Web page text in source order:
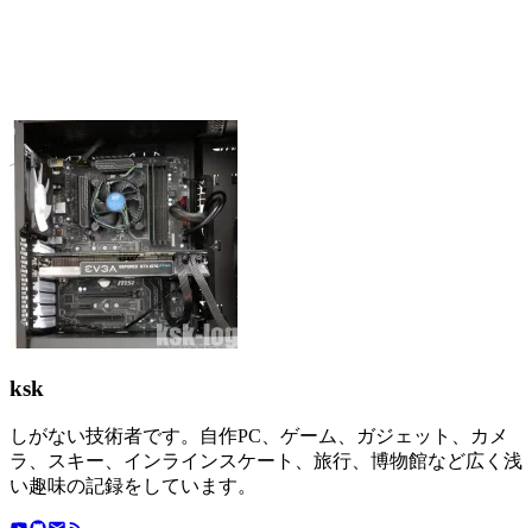
ksk
しがない技術者です。自作PC、ゲーム、ガジェット、カメ
ラ、スキー、インラインスケート、旅行、博物館など広く浅
い趣味の記録をしています。